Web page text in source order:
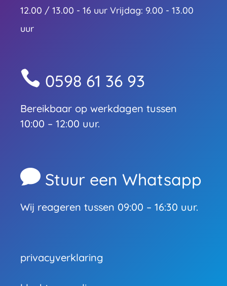
12.00 / 13.00 - 16 uur Vrijdag: 9.00 - 13.00
uur
 0598 61 36 93
Bereikbaar op werkdagen tussen
10:00 – 12:00 uur.
 Stuur een Whatsapp
Wij reageren tussen 09:00 – 16:30 uur.
privacyverklaring